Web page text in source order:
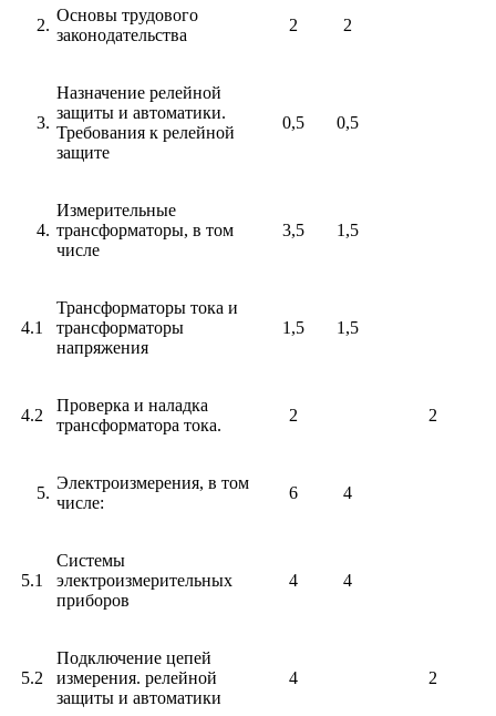
Основы трудового
законодательства
2 2
Назначение релейной
защиты и автоматики.
Требования к релейной
защите
0,5 0,5
Измерительные
трансформаторы, в том
числе
3,5 1,5
4.1
Трансформаторы тока и
трансформаторы
напряжения
1,5 1,5
4.2
Проверка и наладка
трансформатора тока.
2 2
Электроизмерения, в том
числе:
6 4
5.1
Системы
электроизмерительных
приборов
4 4
5.2
Подключение цепей
измерения. релейной
защиты и автоматики
4 2